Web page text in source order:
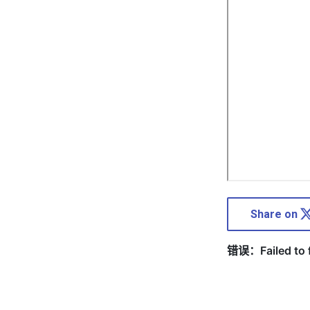
Share on